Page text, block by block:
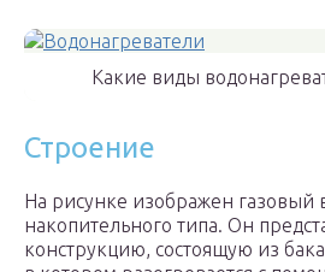
Какие виды
Строение
На рисунке изображен газовый
накопительного типа. Он
конструкцию, состоящую из